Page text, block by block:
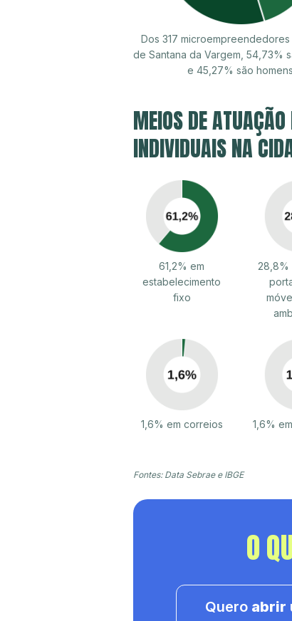
Dos 317 microempreendedores
de Santana da Vargem, 54,73%
e 45,27% são
MEIOS DE
INDIVIDUAIS NA
61,2% em
estabelecimento
fixo
28,8%
1,6% em correios 1,6%
Fontes: Data Sebrae e IBGE
O
Quero abrir